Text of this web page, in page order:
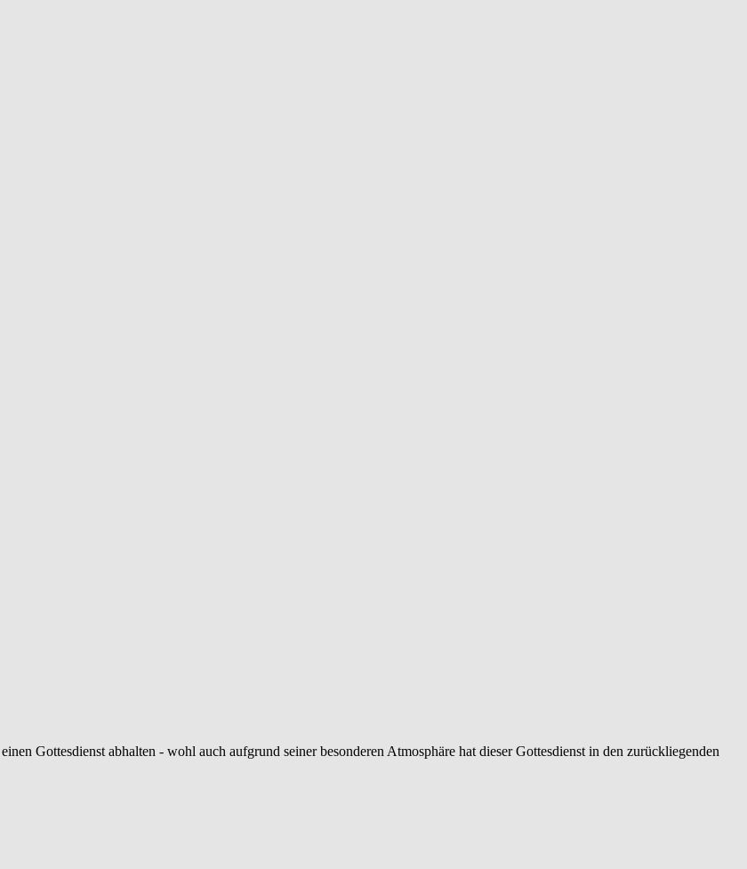
Gottesdienst abhalten - wohl auch aufgrund seiner besonderen Atmosphäre hat dieser Gottesdienst in den zurückliegenden